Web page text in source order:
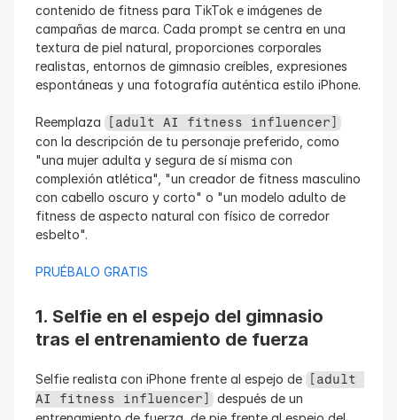
contenido de fitness para TikTok e imágenes de
campañas de marca. Cada prompt se centra en una
textura de piel natural, proporciones corporales
realistas, entornos de gimnasio creíbles, expresiones
espontáneas y una fotografía auténtica estilo iPhone.
Reemplaza
[adult AI fitness influencer]
con la descripción de tu personaje preferido, como
"una mujer adulta y segura de sí misma con
complexión atlética", "un creador de fitness masculino
con cabello oscuro y corto" o "un modelo adulto de
fitness de aspecto natural con físico de corredor
esbelto".
PRUÉBALO GRATIS
1. Selfie en el espejo del gimnasio
tras el entrenamiento de fuerza
Selfie realista con iPhone frente al espejo de
[adult
AI fitness influencer] después de un